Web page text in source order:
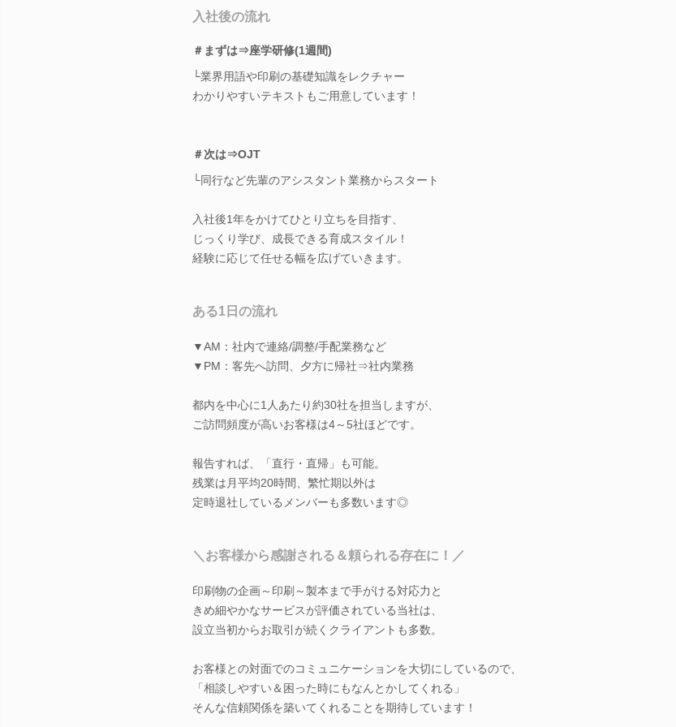
入社後の流れ
＃まずは⇒座学研修(1週間)
└業界用語や印刷の基礎知識をレクチャー
わかりやすいテキストもご用意しています！
＃次は⇒OJT
└同行など先輩のアシスタント業務からスタート
入社後1年をかけてひとり立ちを目指す、
じっくり学び、成長できる育成スタイル！
経験に応じて任せる幅を広げていきます。
ある1日の流れ
▼AM：社内で連絡/調整/手配業務など
▼PM：客先へ訪問、夕方に帰社⇒社内業務
都内を中心に1人あたり約30社を担当しますが、
ご訪問頻度が高いお客様は4～5社ほどです。
報告すれば、「直行・直帰」も可能。
残業は月平均20時間、繁忙期以外は
定時退社しているメンバーも多数います◎
＼お客様から感謝される＆頼られる存在に！／
印刷物の企画～印刷～製本まで手がける対応力と
きめ細やかなサービスが評価されている当社は、
設立当初からお取引が続くクライアントも多数。
お客様との対面でのコミュニケーションを大切にしているので、
「相談しやすい＆困った時にもなんとかしてくれる」
そんな信頼関係を築いてくれることを期待しています！